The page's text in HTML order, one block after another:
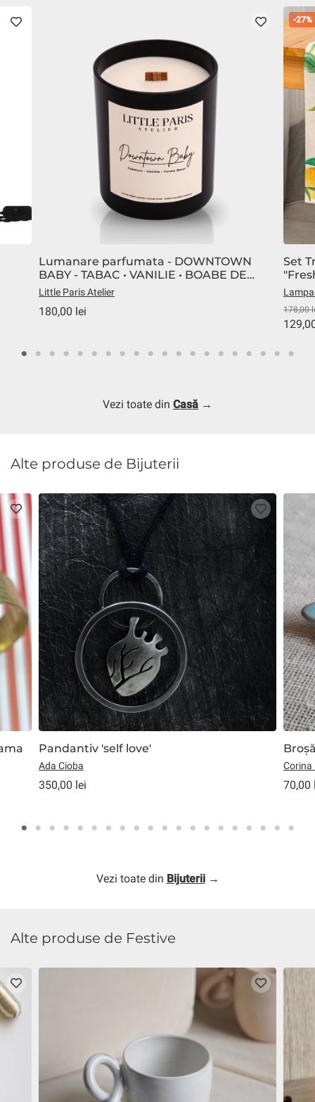
Lumanare parfumata - DOWNTOWN
BABY - TABAC • VANILIE • BOABE DE
TONKA
Little Paris Atelier
180,00 lei
-27%
Set
178,00
Vezi toate din Casă →
Alte produse de Bijuterii
Pandantiv 'self love'
Ada Cioba
350,00 lei
Corina
70,00
Vezi toate din Bijuterii→
Alte produse de Festive